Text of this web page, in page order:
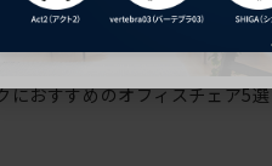
におすすめのオフィスチェア5選